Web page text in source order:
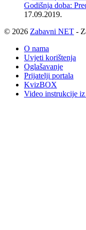
Godišnja doba:
17.09.2019.
© 2026 Zabavni NET -
O nama
Uvjeti korištenja
Oglašavanje
Prijatelji portala
KvizBOX
Video instrukcije iz